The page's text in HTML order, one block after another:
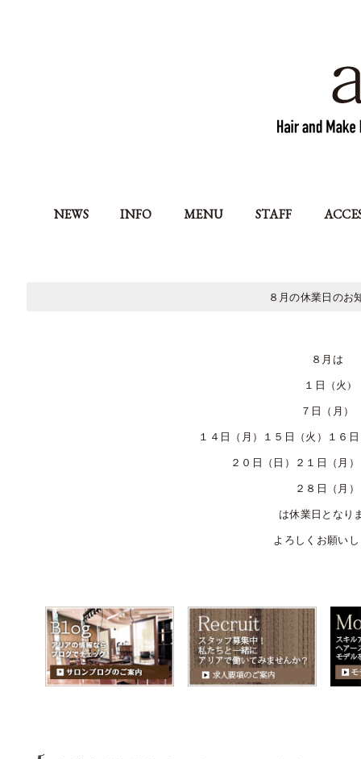
NEWS INFO MENU STAFF
８月の休業日のお
８月は
１日（火)
７日（月）
１４日（月）１５日（火）１６
２０日（日）２１日（月
２８日（月）
は休業日となり
よろしくお願い